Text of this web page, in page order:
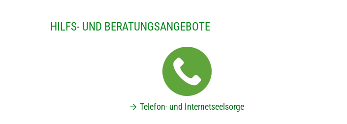
HILFS- UND BERATUNGSANGEBOTE
Telefon- und Internetseelsorge